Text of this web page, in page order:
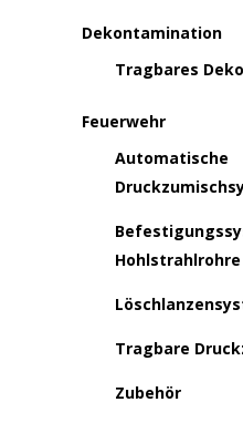
Dekontamination
Tragbares
Feuerwehr
Automatische
Hohlstrahlrohre
Tragbare
Zubehör